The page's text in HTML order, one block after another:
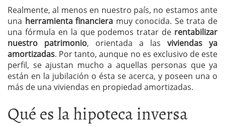
Realmente, al menos en nuestro país, no estamos ante
una herramienta financiera muy conocida. Se trata de
una fórmula en la que podemos tratar de rentabilizar
nuestro patrimonio, orientada a las viviendas ya
amortizadas. Por tanto, aunque no es exclusivo de este
perfil, se ajustan mucho a aquellas personas que ya
están en la jubilación o ésta se acerca, y poseen una o
más de una viviendas en propiedad amortizadas.
Qué es la hipoteca inversa